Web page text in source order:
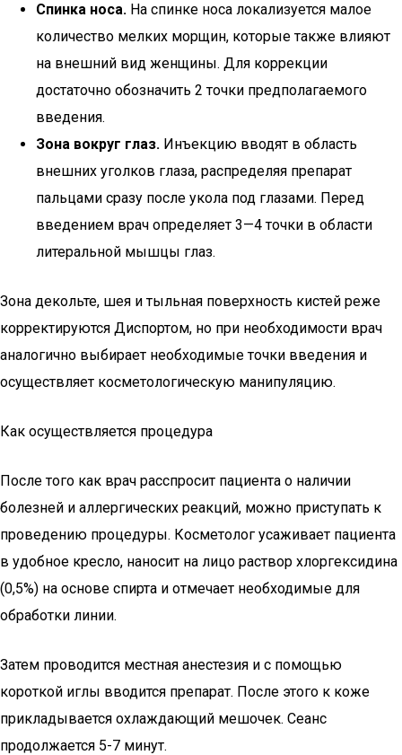
Спинка носа. На спинке носа локализуется малое
количество мелких морщин, которые также влияют
на внешний вид женщины. Для коррекции
достаточно обозначить 2 точки предполагаемого
введения.
Зона вокруг глаз. Инъекцию вводят в область
внешних уголков глаза, распределяя препарат
пальцами сразу после укола под глазами. Перед
введением врач определяет 3—4 точки в области
литеральной мышцы глаз.
Зона декольте, шея и тыльная поверхность кистей реже
корректируются Диспортом, но при необходимости врач
аналогично выбирает необходимые точки введения и
осуществляет косметологическую манипуляцию.
Как осуществляется процедура
После того как врач расспросит пациента о наличии
болезней и аллергических реакций, можно приступать к
проведению процедуры. Косметолог усаживает пациента
в удобное кресло, наносит на лицо раствор хлоргексидина
(0,5%) на основе спирта и отмечает необходимые для
обработки линии.
Затем проводится местная анестезия и с помощью
короткой иглы вводится препарат. После этого к коже
прикладывается охлаждающий мешочек. Сеанс
продолжается 5-7 минут.